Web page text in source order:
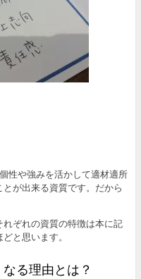
性や強みを活かして適材適所
が出来る資質です。だから
ぞれの資質の特徴は本に記
と思います。
る理由とは？